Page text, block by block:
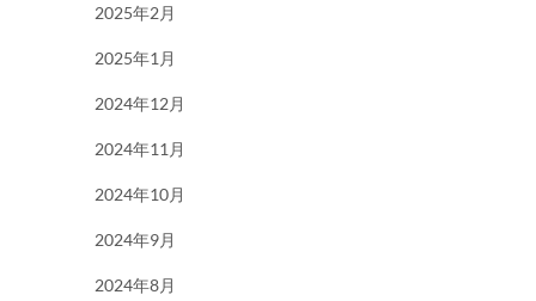
2025年2月
2025年1月
2024年12月
2024年11月
2024年10月
2024年9月
2024年8月